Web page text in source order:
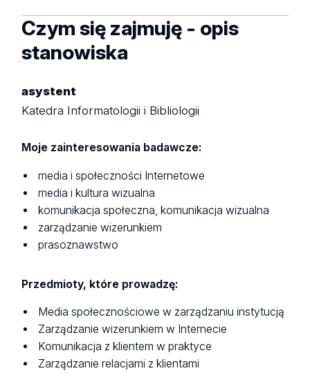
Czym się zajmuję - opis
stanowiska
asystent
Katedra Informatologii i Bibliologii
Moje zainteresowania badawcze:
media i społeczności Internetowe
media i kultura wizualna
komunikacja społeczna, komunikacja wizualna
zarządzanie wizerunkiem
prasoznawstwo
Przedmioty, które prowadzę:
Media społecznościowe w zarządzaniu instytucją
Zarządzanie wizerunkiem w Internecie
Komunikacja z klientem w praktyce
Zarządzanie relacjami z klientami